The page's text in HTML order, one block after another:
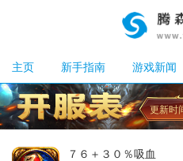
主页 新手指南 游戏新闻
更新时
７６＋３０％吸血